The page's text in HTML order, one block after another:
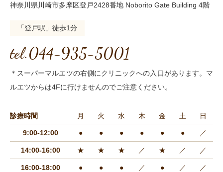
神奈川県川崎市多摩区登戸2428番地 Noborito Gate Building 4階
「登戸駅」徒歩1分
tel.044-935-5001
＊スーパーマルエツの右側にクリニックへの入口があります。マ
ルエツからは4Fに行けませんのでご注意ください。
診療時間 月 火 水 木 金 土 日
9:00-12:00 ● ● ● ● ● ● ／
14:00-16:00 ★ ★ ★ ／ ★ ／ ／
16:00-18:00 ● ● ● ／ ● ／ ／